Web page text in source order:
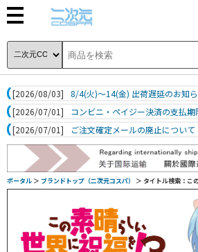
[2026/08/03]
8/4(火)～14(金) 出荷遅延のお知
[2026/07/01]
コンビニ・ペイジー決済の支払
[2026/07/01]
ご注文確定メールの廃止について
ポータル ＞ ブランドトップ（二次元コスパ） ＞ タイトル検索：こ